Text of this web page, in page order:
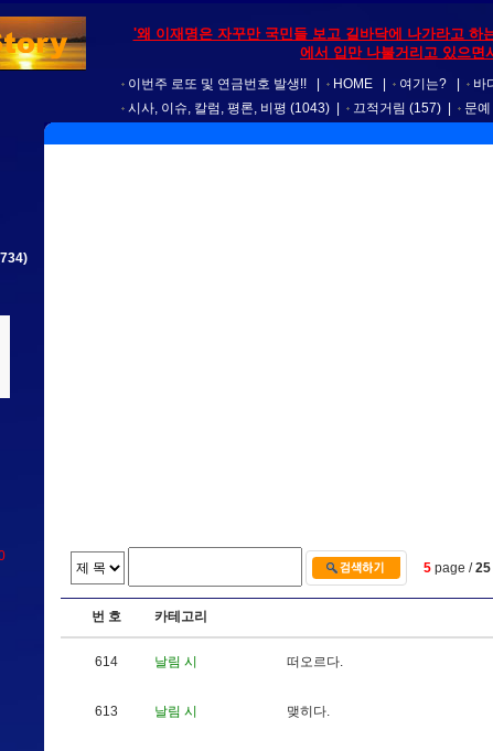
'왜 이재명은 자꾸만 국민들 보고 길바닥에 나가라고 하
에서 입만 나불거리고 있으면
이번주 로또 및 연금번호 발생!! HOME 여기는? 바
시사, 이슈, 칼럼, 평론, 비평 (1043) 끄적거림 (157) 문
5 page /25
번 호 카테고리
614 날림 시 떠 오르다.
613 날림 시 맺히 다.